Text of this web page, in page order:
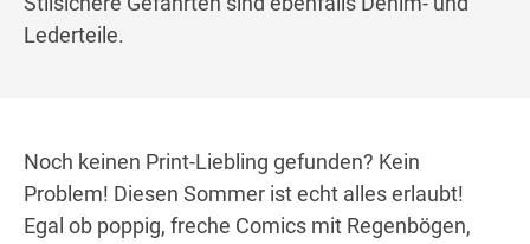
Lederteile.
Noch keinen Print-Liebling gefunden? Kein
Problem! Diesen Sommer ist echt alles erlaubt!
Egal ob poppig, freche Comics mit Regenbögen,